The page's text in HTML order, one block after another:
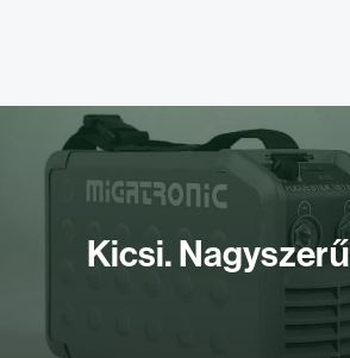
Kicsi.